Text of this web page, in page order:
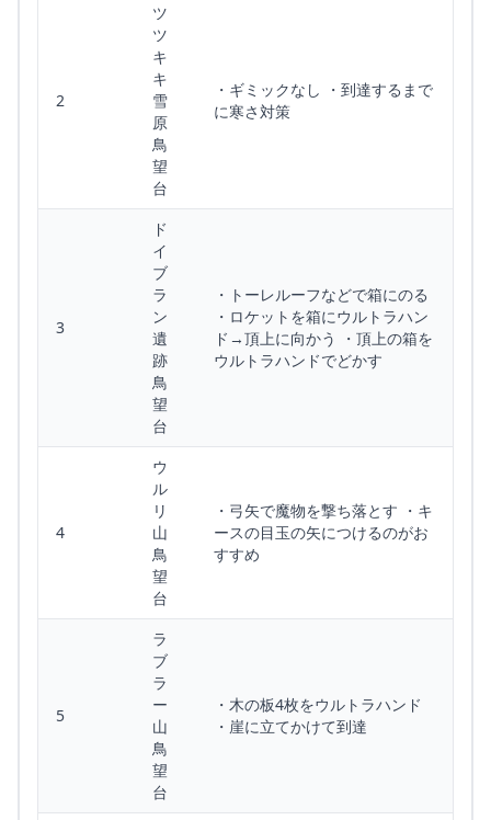
2
ツ
ツ
キ
キ
雪
原
鳥
望
台
・ギミックなし ・到達するまで
に寒さ対策
3
ド
イ
ブ
ラ
ン
遺
跡
鳥
望
台
・トーレルーフなどで箱にのる
・ロケットを箱にウルトラハン
ド→頂上に向かう ・頂上の箱を
ウルトラハンドでどかす
4
ウ
ル
リ
山
鳥
望
台
・弓矢で魔物を撃ち落とす ・キ
ースの目玉の矢につけるのがお
すすめ
5
ラ
ブ
ラ
ー
山
鳥
望
台
・木の板4枚をウルトラハンド
・崖に立てかけて到達